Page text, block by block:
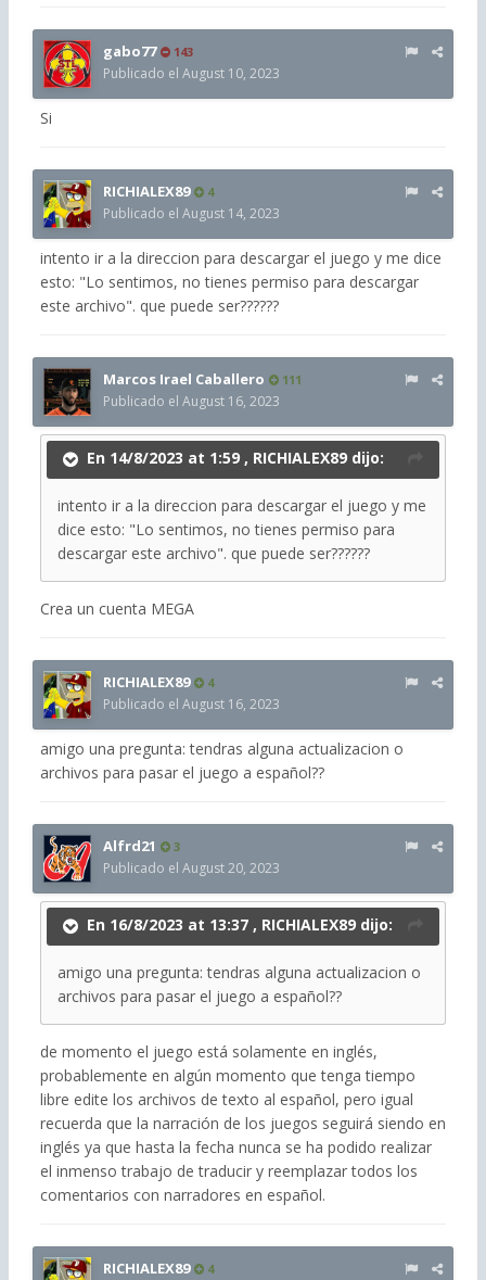
gabo77 143
Publicado el August 10, 2023
Si
RICHIALEX89 4
Publicado el August 14, 2023
intento ir a la direccion para descargar el juego y me dice
esto: "Lo sentimos, no tienes permiso para descargar
este archivo". que puede ser??????
Marcos Irael Caballero 111
Publicado el August 16, 2023
En 14/8/2023 at 1:59 , RICHIALEX89 dijo:
intento ir a la direccion para descargar el juego y me
dice esto: "Lo sentimos, no tienes permiso para
descargar este archivo". que puede ser??????
Crea un cuenta MEGA
RICHIALEX89 4
Publicado el August 16, 2023
amigo una pregunta: tendras alguna actualizacion o
archivos para pasar el juego a español??
Alfrd21 3
Publicado el August 20, 2023
En 16/8/2023 at 13:37 , RICHIALEX89 dijo:
amigo una pregunta: tendras alguna actualizacion o
archivos para pasar el juego a español??
de momento el juego está solamente en inglés,
probablemente en algún momento que tenga tiempo
libre edite los archivos de texto al español, pero igual
recuerda que la narración de los juegos seguirá siendo en
inglés ya que hasta la fecha nunca se ha podido realizar
el inmenso trabajo de traducir y reemplazar todos los
comentarios con narradores en español.
RICHIALEX89 4